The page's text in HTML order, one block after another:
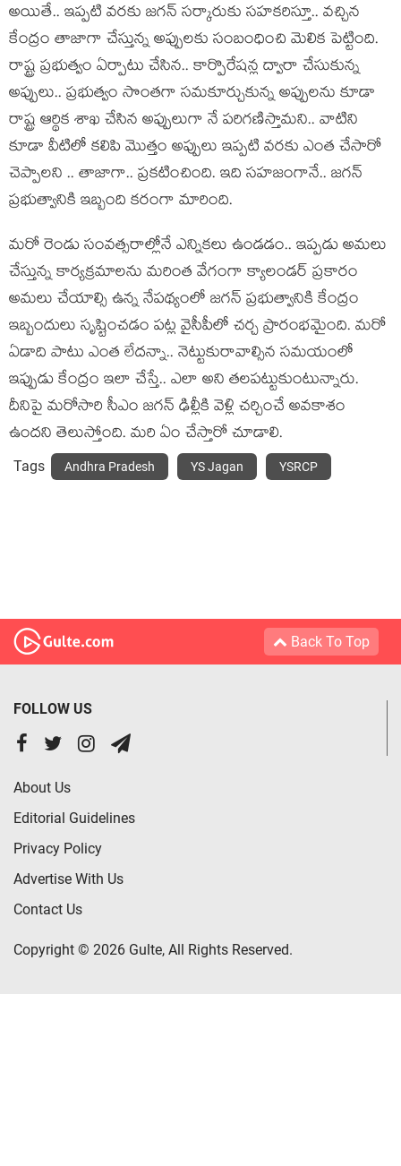
అయితే.. ఇప్ప‌టి వ‌ర‌కు జ‌గ‌న్ స‌ర్కారుకు స‌హ‌క‌రిస్తూ.. వ‌చ్చిన
కేంద్రం తాజాగా చేస్తున్న అప్పులకు సంబంధించి మెలిక పెట్టింది.
రాష్ట్ర ప్ర‌భుత్వం ఏర్పాటు చేసిన‌.. కార్పొరేష‌న్ల ద్వారా చేసుకున్న
అప్పులు.. ప్ర‌భుత్వం సొంత‌గా స‌మ‌కూర్చుకున్న అప్పుల‌ను కూడా
రాష్ట్ర ఆర్థిక శాఖ చేసిన అప్పులుగా నే ప‌రిగ‌ణిస్తామ‌ని.. వాటిని
కూడా వీటిలో క‌లిపి మొత్తం అప్పులు ఇప్ప‌టి వ‌ర‌కు ఎంత చేసారో
చెప్పాల‌ని .. తాజాగా.. ప్ర‌క‌టించింది. ఇది స‌హ‌జంగానే.. జ‌గ‌న్
ప్ర‌భుత్వానికి ఇబ్బంది క‌రంగా మారింది.
మ‌రో రెండు సంవ‌త్స‌రాల్లోనే ఎన్నిక‌లు ఉండ‌డం.. ఇప్ప‌డు అమ‌లు
చేస్తున్న కార్య‌క్ర‌మాల‌ను మ‌రింత వేగంగా క్యాలండ‌ర్ ప్ర‌కారం
అమ‌లు చేయాల్సి ఉన్న నేప‌థ్యంలో జ‌గ‌న్ ప్ర‌భుత్వానికి కేంద్రం
ఇబ్బందులు సృష్టించ‌డం ప‌ట్ల వైసీపీలో చ‌ర్చ ప్రారంభ‌మైంది. మ‌రో
ఏడాది పాటు ఎంత లేద‌న్నా.. నెట్టుకురావాల్సిన స‌మ‌యంలో
ఇప్పుడు కేంద్రం ఇలా చేస్తే.. ఎలా అని త‌ల‌ప‌ట్టుకుంటున్నారు.
దీనిపై మ‌రోసారి సీఎం జ‌గ‌న్ ఢిల్లీకి వెళ్లి చ‌ర్చించే అవకాశం
ఉంద‌ని తెలుస్తోంది. మ‌రి ఏం చేస్తారో చూడాలి.
Tags Andhra Pradesh YS Jagan YSRCP
Back To Top
FOLLOW US
About Us
Editorial Guidelines
Privacy Policy
Advertise With Us
Contact Us
Copyright © 2026 Gulte, All Rights Reserved.